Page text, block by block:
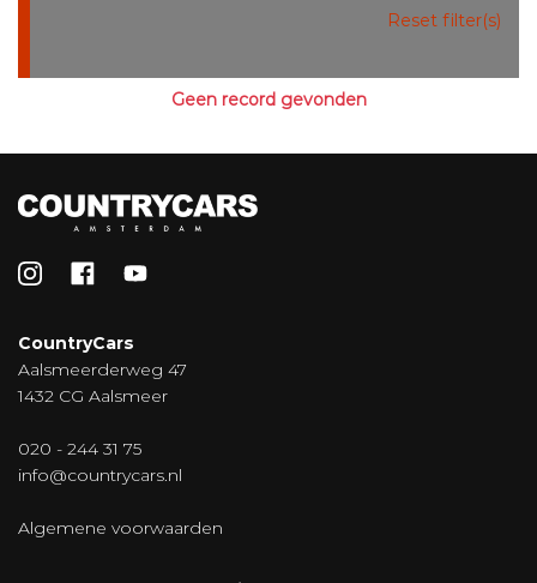
Reset filter(s)
Geen record gevonden
CountryCars
Aalsmeerderweg 47
1432 CG Aalsmeer
020 - 244 31 75
info@countrycars.nl
Algemene voorwaarden